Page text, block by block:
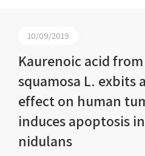
10/09/2019
Kaurenoic acid
squamosa L.
effect on human
induces apoptosis
nidulans